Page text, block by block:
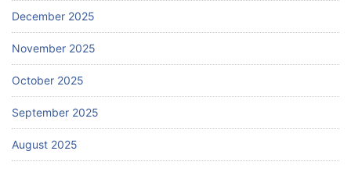
December 2025
November 2025
October 2025
September 2025
August 2025